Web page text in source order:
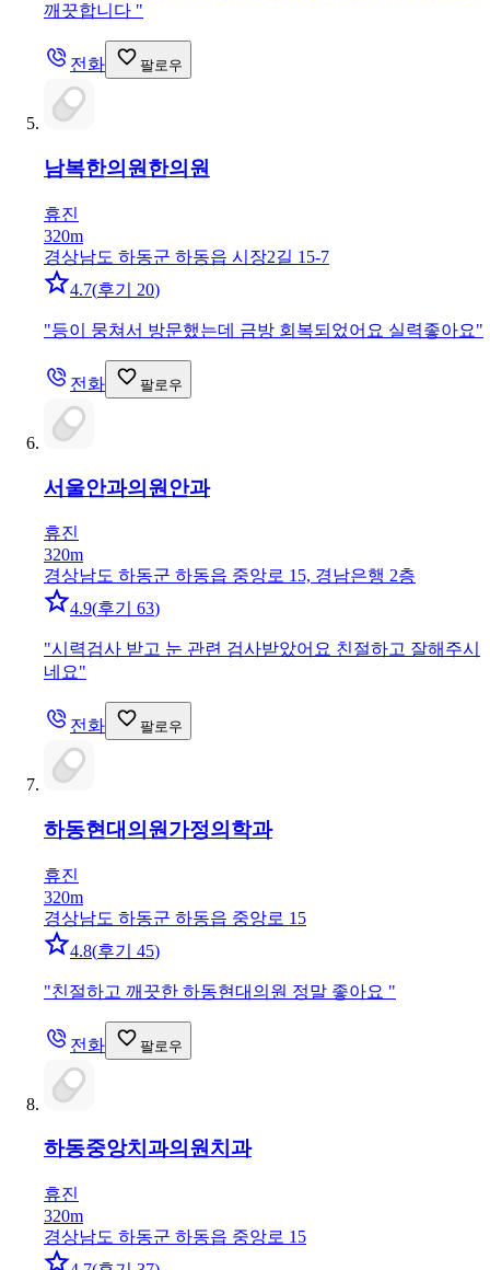
깨끗합니다 "
전화 팔로우
남복한의원 한의원
휴진
320m
경상남도 하동군 하동읍 시장2길 15-7
4.7(후기 20)
"등이 뭉쳐서 방문했는데 금방 회복되었어요 실력좋아요"
전화 팔로우
서울안과의원 안과
휴진
320m
경상남도 하동군 하동읍 중앙로 15, 경남은행 2층
4.9(후기 63)
"시력검사 받고 눈 관련 검사받았어요 친절하고 잘해주시
네요"
전화 팔로우
하동현대의원 가정의학과
휴진
320m
경상남도 하동군 하동읍 중앙로 15
4.8(후기 45)
"친절하고 깨끗한 하동현대의원 정말 좋아요 "
전화 팔로우
하동중앙치과의원치과
휴진
320m
경상남도 하동군 하동읍 중앙로 15